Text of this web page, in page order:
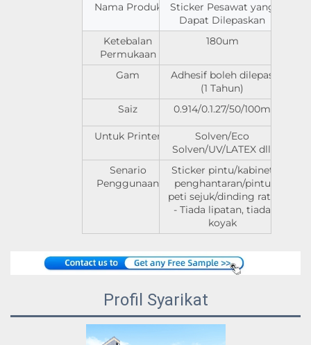
Nama Produk
Sticker Pesawat yang
Dapat Dilepaskan
Ketebalan
Permukaan
180um
Gam
Adhesif boleh dilepas
(1 Tahun)
Saiz
0.914/0.1.27/50/100m
Untuk Printer
Solven/Eco
Solven/UV/LATEX dll.
Senario
Penggunaan
Sticker pintu/kabinet
penghantaran/pintu
peti sejuk/dinding rata
- Tiada lipatan, tiada
koyak
Profil Syarikat